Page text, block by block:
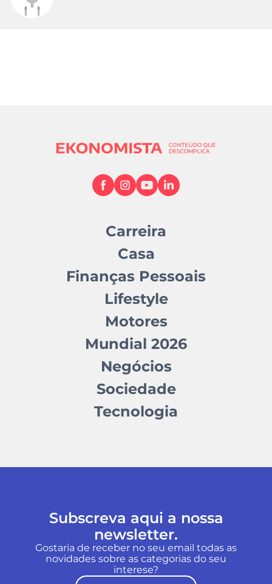
Carreira
Casa
Finanças Pessoais
Lifestyle
Motores
Mundial 2026
Negócios
Sociedade
Tecnologia
Subscreva aqui a nossa
newsletter.
Gostaria de receber no seu email todas as
novidades sobre as categorias do seu
interese?